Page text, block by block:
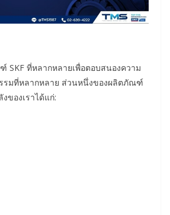
SKF ที่หลากหลายเพื่อตอบสนองความ
รมที่หลากหลาย ส่วนหนึ่งของผลิตภัณฑ์
ของเราได้แก่: